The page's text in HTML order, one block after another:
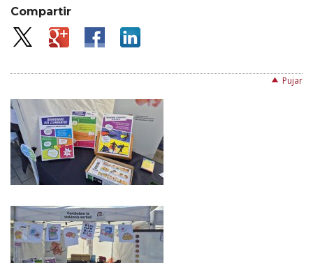
Compartir
Pujar